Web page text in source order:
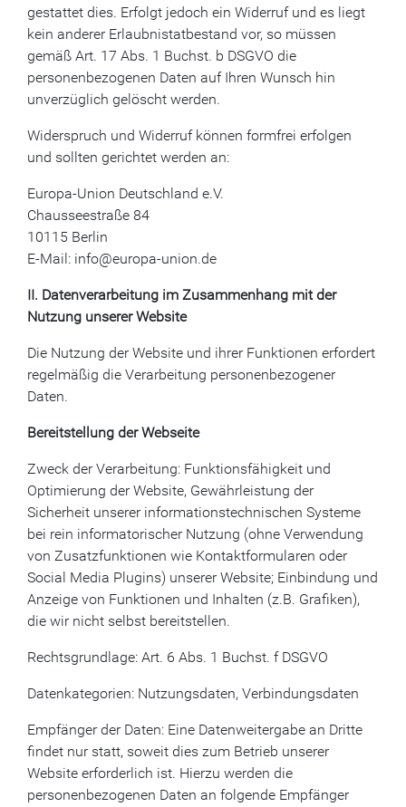
gestattet dies. Erfolgt jedoch ein Widerruf und es liegt
kein anderer Erlaubnistatbestand vor, so müssen
gemäß Art. 17 Abs. 1 Buchst. b DSGVO die
personenbezogenen Daten auf Ihren Wunsch hin
unverzüglich gelöscht werden.
Widerspruch und Widerruf können formfrei erfolgen
und sollten gerichtet werden an:
Europa-Union Deutschland e.V.
Chausseestraße 84
10115 Berlin
E-Mail: info@europa-union.de
II. Datenverarbeitung im Zusammenhang mit der
Nutzung unserer Website
Die Nutzung der Website und ihrer Funktionen erfordert
regelmäßig die Verarbeitung personenbezogener
Daten.
Bereitstellung der Webseite
Zweck der Verarbeitung: Funktionsfähigkeit und
Optimierung der Website, Gewährleistung der
Sicherheit unserer informationstechnischen Systeme
bei rein informatorischer Nutzung (ohne Verwendung
von Zusatzfunktionen wie Kontaktformularen oder
Social Media Plugins) unserer Website; Einbindung und
Anzeige von Funktionen und Inhalten (z.B. Grafiken),
die wir nicht selbst bereitstellen.
Rechtsgrundlage: Art. 6 Abs. 1 Buchst. f DSGVO
Datenkategorien: Nutzungsdaten, Verbindungsdaten
Empfänger der Daten: Eine Datenweitergabe an Dritte
findet nur statt, soweit dies zum Betrieb unserer
Website erforderlich ist. Hierzu werden die
personenbezogenen Daten an folgende Empfänger